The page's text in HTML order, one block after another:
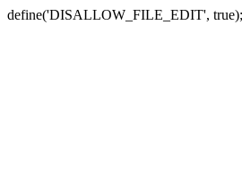
define('DISALLOW_FILE_EDIT',